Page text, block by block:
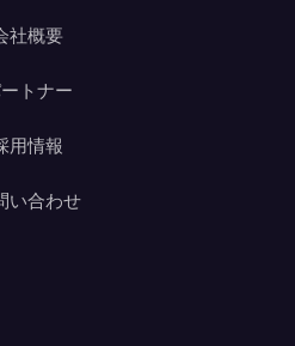
社概要
トナー
用情報
い合わせ